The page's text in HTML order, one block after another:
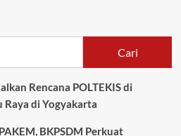
Cari
Rencana POLTEKIS di
Raya di Yogyakarta
BKPSDM Perkuat